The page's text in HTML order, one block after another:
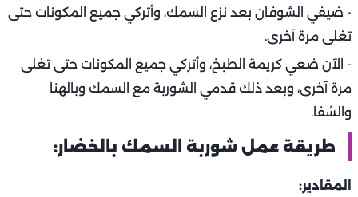
- ضيفي الشوفان بعد نزع السمك، وأتركي جميع المكونات حتى
تغلى مرة آخرى.
- الآن ضعي كريمة الطبخ، وأتركي جميع المكونات حتى تغلى
مرة آخرى، وبعد ذلك قدمي الشوربة مع السمك وبالهنا
والشفا.
طريقة عمل شوربة السمك بالخضار:
المقادير: